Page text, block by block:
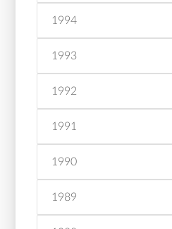
1994
1993
1992
1991
1990
1989